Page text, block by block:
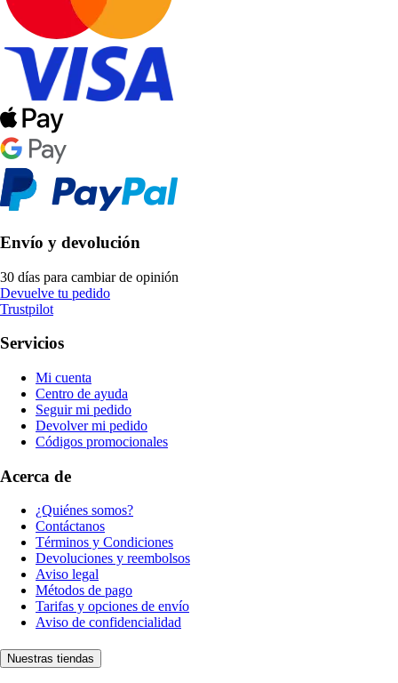
Envío y devolución
30 días para cambiar de opinión
Devuelve tu pedido
Trustpilot
Servicios
Mi cuenta
Centro de ayuda
Seguir mi pedido
Devolver mi pedido
Códigos promocionales
Acerca de
¿Quiénes somos?
Contáctanos
Términos y Condiciones
Devoluciones y reembolsos
Aviso legal
Métodos de pago
Tarifas y opciones de envío
Aviso de confidencialidad
Nuestras tiendas